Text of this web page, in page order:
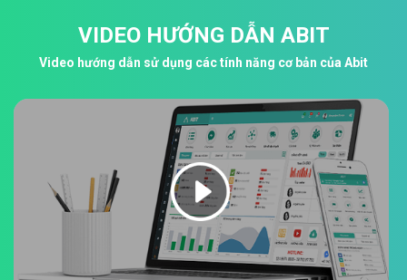
VIDEO HƯỚNG DẪN ABIT
Video hướng dẫn sử dụng các tính năng cơ bản của Abit